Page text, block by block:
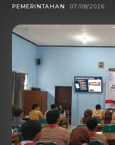
PEMERINTAHAN 07/08/2026